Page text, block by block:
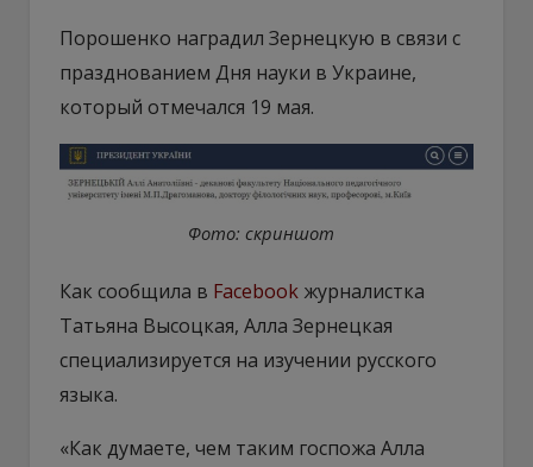
Порошенко наградил Зернецкую в связи с
празднованием Дня науки в Украине,
который отмечался 19 мая.
Фото: скриншот
Как сообщила в Facebook журналистка
Татьяна Высоцкая, Алла Зернецкая
специализируется на изучении русского
языка.
«Как думаете, чем таким госпожа Алла